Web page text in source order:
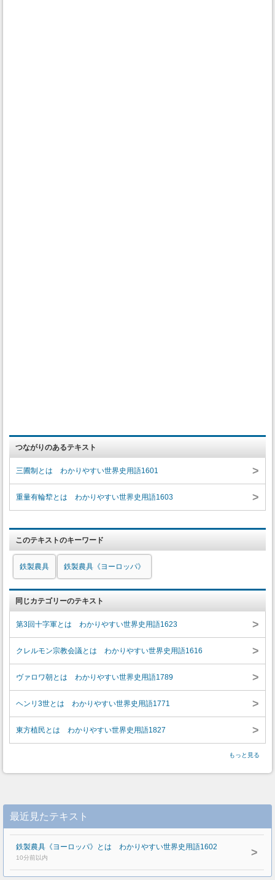
つながりのあるテキスト
三圃制とは わかりやすい世界史用語1601 >
重量有輪犂とは わかりやすい世界史用語1603 >
このテキストのキーワード
鉄製農具 鉄製農具《ヨーロッパ》
同じカテゴリーのテキスト
第3回十字軍とは わかりやすい世界史用語1623 >
クレルモン宗教会議とは わかりやすい世界史用語1616 >
ヴァロワ朝とは わかりやすい世界史用語1789 >
ヘンリ3世とは わかりやすい世界史用語1771 >
東方植民とは わかりやすい世界史用語1827 >
もっと見る
最近見たテキスト
鉄製農具《ヨーロッパ》とは わかりやすい世界史用語1602
10分前以内 >